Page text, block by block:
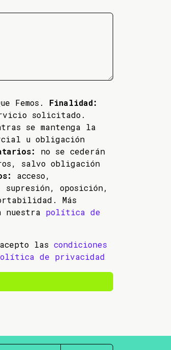
Femos. Finalidad:
solicitado.
se mantenga la
u obligación
no se cederán
salvo obligación
acceso,
oposición,
Más
nuestra política de
las condiciones
de privacidad